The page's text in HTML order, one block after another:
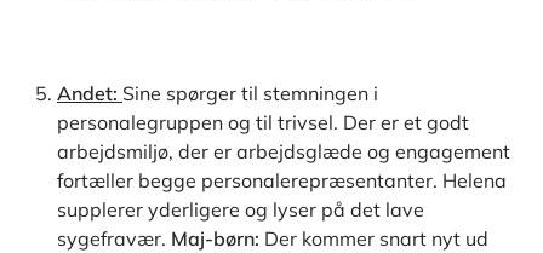
Andet: Sine spørger til stemningen i
personalegruppen og til trivsel. Der er et godt
arbejdsmiljø, der er arbejdsglæde og engagement
fortæller begge personalerepræsentanter. Helena
supplerer yderligere og lyser på det lave
sygefravær. Maj-børn: Der kommer snart nyt ud